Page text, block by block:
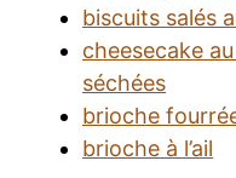
biscuits salés
cheesecake
séchées
brioche
brioche à l’ail